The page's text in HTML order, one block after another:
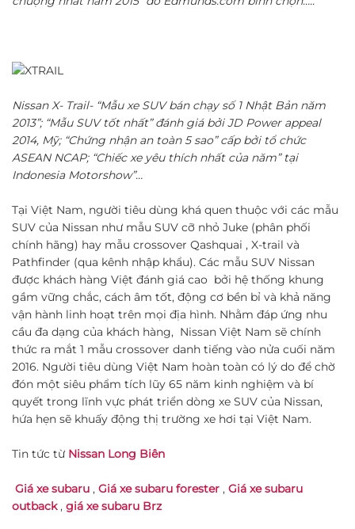
Nissan X- Trail- “Mẫu xe SUV bán chạy số 1 Nhật Bản năm
2013”; “Mẫu SUV tốt nhất” đánh giá bởi JD Power appeal
2014, Mỹ; “Chứng nhận an toàn 5 sao” cấp bởi tổ chức
ASEAN NCAP; “Chiếc xe yêu thích nhất của năm” tại
Indonesia Motorshow”…
Tại Việt Nam, người tiêu dùng khá quen thuộc với các mẫu
SUV của Nissan như mẫu SUV cỡ nhỏ Juke (phân phối
chính hãng) hay mẫu crossover Qashquai , X-trail và
Pathfinder (qua kênh nhập khẩu). Các mẫu SUV Nissan
được khách hàng Việt đánh giá cao bởi hệ thống khung
gầm vững chắc, cách âm tốt, động cơ bền bỉ và khả năng
vận hành linh hoạt trên mọi địa hình. Nhằm đáp ứng nhu
cầu đa dạng của khách hàng, Nissan Việt Nam sẽ chính
thức ra mắt 1 mẫu crossover danh tiếng vào nửa cuối năm
2016. Người tiêu dùng Việt Nam hoàn toàn có lý do để chờ
đón một siêu phẩm tích lũy 65 năm kinh nghiệm và bí
quyết trong lĩnh vực phát triển dòng xe SUV của Nissan,
hứa hẹn sẽ khuấy động thị trường xe hơi tại Việt Nam.
Tin tức từ Nissan Long Biên
Giá xe subaru , Giá xe subaru forester , Giá xe subaru
outback, giá xe subaru Brz